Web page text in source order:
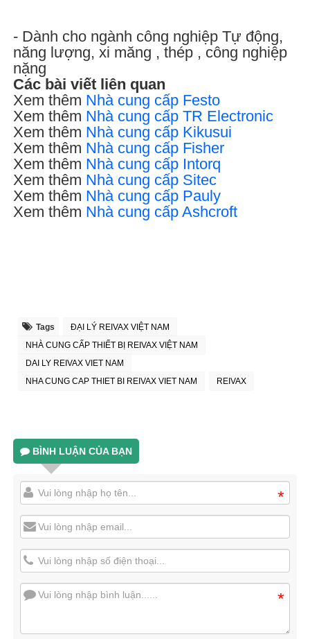
- Dành cho ngành công nghiệp Tự động,
năng lượng, xi măng , thép , công nghiệp
nặng
Các bài viết liên quan
Xem thêm Nhà cung cấp Festo
Xem thêm Nhà cung cấp TR Electronic
Xem thêm Nhà cung cấp Kikusui
Xem thêm Nhà cung cấp Fisher
Xem thêm Nhà cung cấp Intorq
Xem thêm Nhà cung cấp Sitec
Xem thêm Nhà cung cấp Pauly
Xem thêm Nhà cung cấp Ashcroft
Tags
ĐẠI LÝ REIVAX VIỆT NAM
NHÀ CUNG CẤP THIẾT BỊ REIVAX VIỆT NAM
DAI LY REIVAX VIET NAM
NHA CUNG CAP THIET BI REIVAX VIET NAM
REIVAX
BÌNH LUẬN CỦA BẠN
*
*